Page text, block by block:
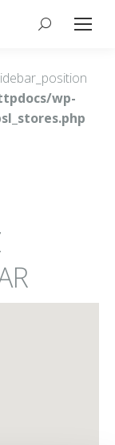
Buscar:
wp-